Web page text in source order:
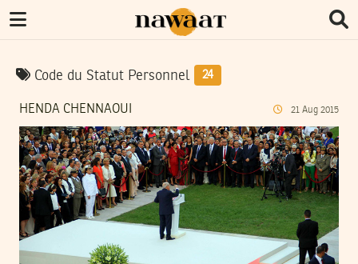
Code du Statut Personnel 24
HENDA CHENNAOUI 21 Aug 2015